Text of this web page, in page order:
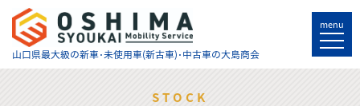
山口県最大級の新車･未使用車(新古車)･中古車の大島商会
menu
STOCK